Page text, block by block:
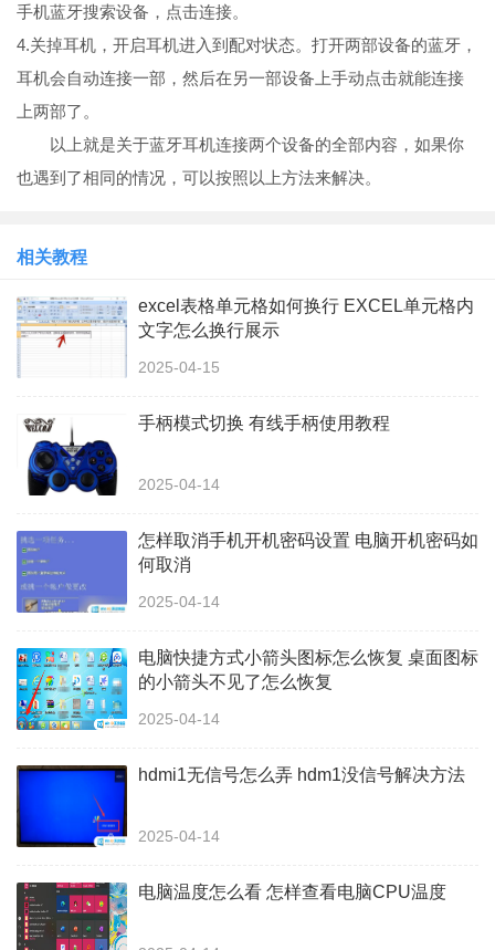
手机蓝牙搜索设备，点击连接。
4.关掉耳机，开启耳机进入到配对状态。打开两部设备的蓝牙，
耳机会自动连接一部，然后在另一部设备上手动点击就能连接
上两部了。
以上就是关于蓝牙耳机连接两个设备的全部内容，如果你
也遇到了相同的情况，可以按照以上方法来解决。
相关教程
excel表格单元格如何换行 EXCEL单元格内
文字怎么换行展示
2025-04-15
手柄模式切换 有线手柄使用教程
2025-04-14
怎样取消手机开机密码设置 电脑开机密码如
何取消
2025-04-14
电脑快捷方式小箭头图标怎么恢复 桌面图标
的小箭头不见了怎么恢复
2025-04-14
hdmi1无信号怎么弄 hdm1没信号解决方法
2025-04-14
电脑温度怎么看 怎样查看电脑CPU温度